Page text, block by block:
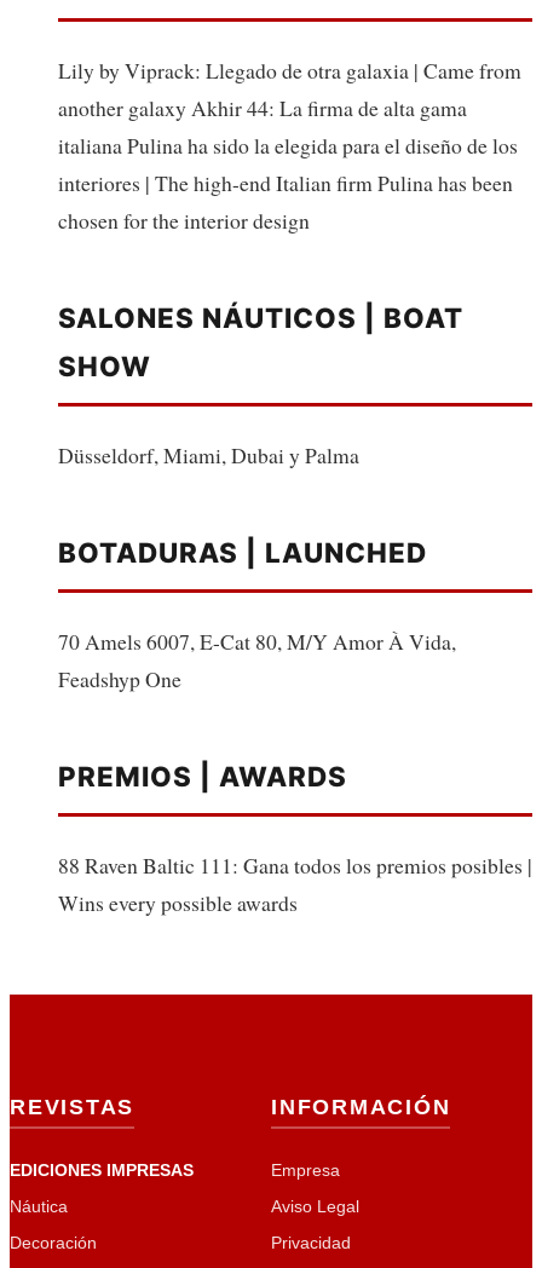
Lily by Viprack: Llegado de otra galaxia | Came from
another galaxy Akhir 44: La firma de alta gama
italiana Pulina ha sido la elegida para el diseño de los
interiores | The high-end Italian firm Pulina has been
chosen for the interior design
SALONES NÁUTICOS | BOAT
SHOW
Düsseldorf, Miami, Dubai y Palma
BOTADURAS | LAUNCHED
70 Amels 6007, E-Cat 80, M/Y Amor À Vida,
Feadshyp One
PREMIOS | AWARDS
88 Raven Baltic 111: Gana todos los premios posibles |
Wins every possible awards
REVISTAS
EDICIONES IMPRESAS
Náutica
Decoración
INFORMACIÓN
Empresa
Aviso Legal
Privacidad